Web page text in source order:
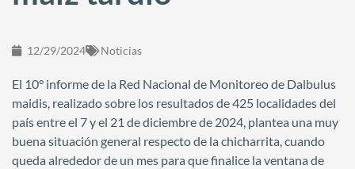
12/29/2024 Noticias
El 10° informe de la Red Nacional de Monitoreo de Dalbulus
maidis, realizado sobre los resultados de 425 localidades del
país entre el 7 y el 21 de diciembre de 2024, plantea una muy
buena situación general respecto de la chicharrita, cuando
queda alrededor de un mes para que finalice la ventana de